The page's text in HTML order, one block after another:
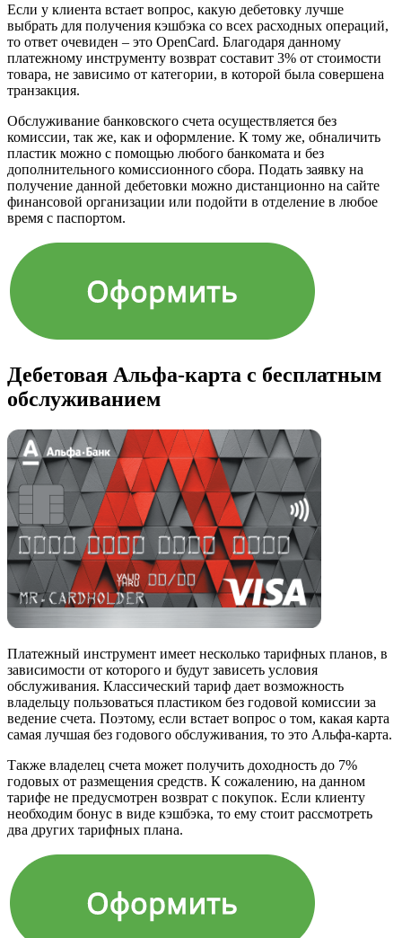
Если у клиента встает вопрос, какую дебетовку лучше
выбрать для получения кэшбэка со всех расходных операций,
то ответ очевиден – это OpenCard. Благодаря данному
платежному инструменту возврат составит 3% от стоимости
товара, не зависимо от категории, в которой была совершена
транзакция.
Обслуживание банковского счета осуществляется без
комиссии, так же, как и оформление. К тому же, обналичить
пластик можно с помощью любого банкомата и без
дополнительного комиссионного сбора. Подать заявку на
получение данной дебетовки можно дистанционно на сайте
финансовой организации или подойти в отделение в любое
время с паспортом.
Дебетовая Альфа-карта с бесплатным
обслуживанием
Платежный инструмент имеет несколько тарифных планов, в
зависимости от которого и будут зависеть условия
обслуживания. Классический тариф дает возможность
владельцу пользоваться пластиком без годовой комиссии за
ведение счета. Поэтому, если встает вопрос о том, какая карта
самая лучшая без годового обслуживания, то это Альфа-карта.
Также владелец счета может получить доходность до 7%
годовых от размещения средств. К сожалению, на данном
тарифе не предусмотрен возврат с покупок. Если клиенту
необходим бонус в виде кэшбэка, то ему стоит рассмотреть
два других тарифных плана.